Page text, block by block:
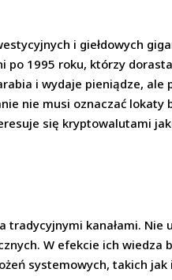
i giełdowych
po 1995 roku, którzy
i wydaje pieniądze, ale
nie musi oznaczać lokaty
się kryptowalutami
kanałami. Nie
W efekcie ich wiedza
systemowych, takich